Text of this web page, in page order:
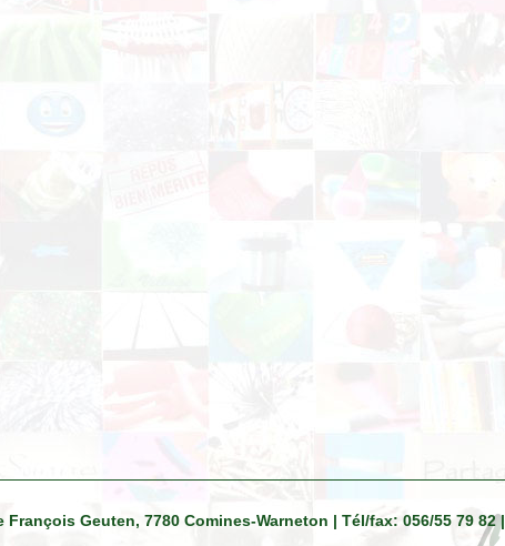
Geuten, 7780 Comines-Warneton | Tél/fax: 056/55 79 82 |